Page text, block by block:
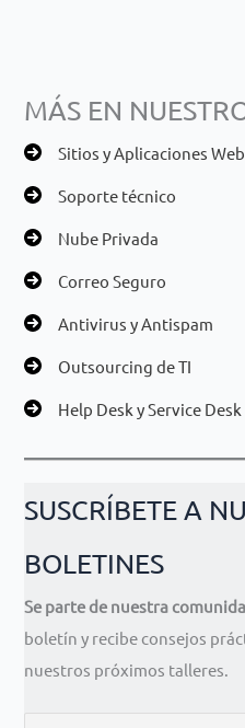
MÁS EN
Sitios y Aplicaciones Web
Soporte técnico
Nube Privada
Correo Seguro
Antivirus y Antispam
Outsourcing de TI
Help Desk y Service Desk
SUSCRÍBETE A
BOLETINES
Se parte de nuestra
boletín y recibe consejos
nuestros próximos talleres.